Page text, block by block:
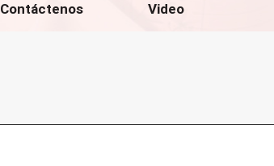
Contáctenos Video